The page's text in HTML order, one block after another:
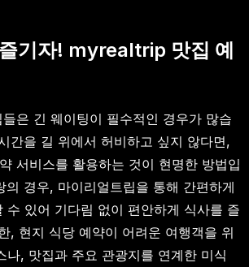
기자! myrealtrip 맛집 예
은 긴 웨이팅이 필수적인 경우가 많습
간을 길 위에서 허비하고 싶지 않다면,
서비스를 활용하는 것이 현명한 방법입
의 경우, 마이리얼트립을 통해 간편하게
수 있어 기다림 없이 편안하게 식사를 즐
, 현지 식당 예약이 어려운 여행객을 위
나, 맛집과 주요 관광지를 연계한 미식